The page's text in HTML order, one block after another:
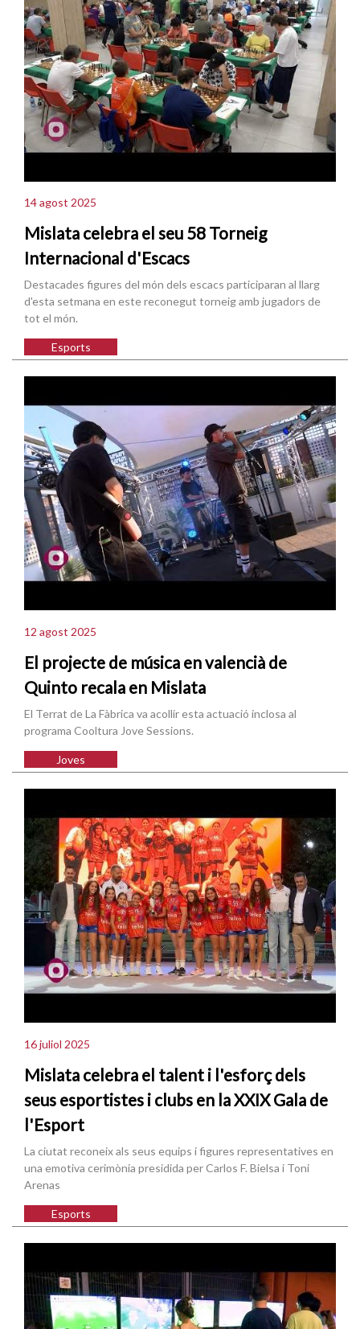
14 agost 2025
Mislata celebra el seu 58 Torneig
Internacional d'Escacs
Destacades figures del món dels escacs participaran al llarg
d'esta setmana en este reconegut torneig amb jugadors de
tot el món.
Esports
12 agost 2025
El projecte de música en valencià de
Quinto recala en Mislata
El Terrat de La Fàbrica va acollir esta actuació inclosa al
programa Cooltura Jove Sessions.
Joves
16 juliol 2025
Mislata celebra el talent i l'esforç dels
seus esportistes i clubs en la XXIX Gala de
l'Esport
La ciutat reconeix als seus equips i figures representatives en
una emotiva cerimònia presidida per Carlos F. Bielsa i Toni
Arenas
Esports